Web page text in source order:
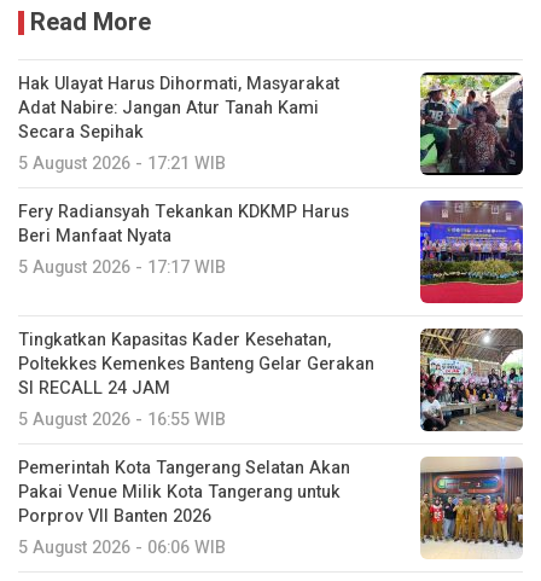
Read More
Hak Ulayat Harus Dihormati, Masyarakat
Adat Nabire: Jangan Atur Tanah Kami
Secara Sepihak
5 August 2026 - 17:21 WIB
Fery Radiansyah Tekankan KDKMP Harus
Beri Manfaat Nyata
5 August 2026 - 17:17 WIB
Tingkatkan Kapasitas Kader Kesehatan,
Poltekkes Kemenkes Banteng Gelar Gerakan
SI RECALL 24 JAM
5 August 2026 - 16:55 WIB
Pemerintah Kota Tangerang Selatan Akan
Pakai Venue Milik Kota Tangerang untuk
Porprov VII Banten 2026
5 August 2026 - 06:06 WIB